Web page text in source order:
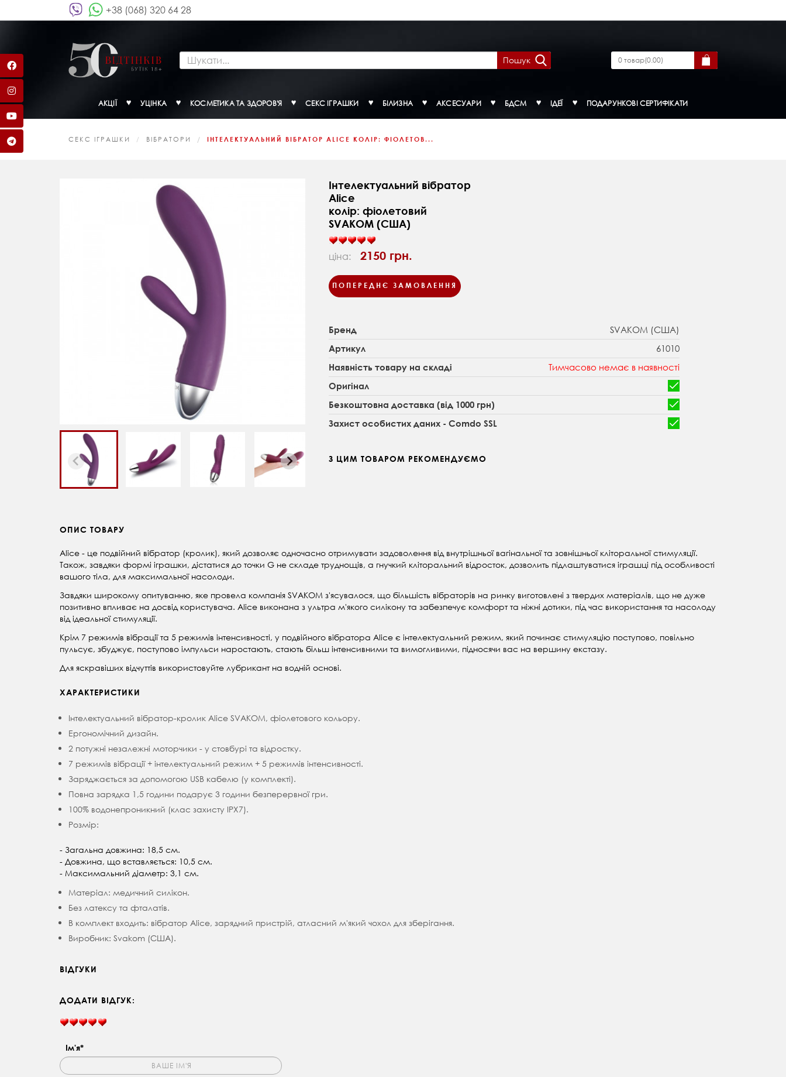
+38 (068) 320 64 28
Пошук 0товар(0.00)
АКЦІЇ УЦІНКА КОСМЕТИКА ТА ЗДОРОВ'Я СЕКС ІГРАШКИ БІЛИЗНА АКСЕСУАРИ БДСМ ІДЕЇ ПОДАРУНКОВІ СЕРТИФІКАТИ
СЕКС ІГРАШКИ ВІБРАТОРИ ІНТЕЛЕКТУАЛЬНИЙ ВІБРАТОР ALICE КОЛІР: ФІОЛЕТОВ...
Інтелектуальний вібратор
Alice
колір: фіолетовий
SVAKOM (США)
ціна: 2150 грн.
ПОПЕРЕДНЄ ЗАМОВЛЕННЯ
Бренд SVAKOM (США)
Артикул 61010
Наявність товару на складі Тимчасово немає в наявності
Оригінал
Безкоштовна доставка (від 1000 грн)
Захист особистих даних - Comdo SSL
З ЦИМ ТОВАРОМ РЕКОМЕНДУЄМО
ОПИС ТОВАРУ
Alice - це подвійний вібратор (кролик), який дозволяє одночасно отримувати задоволення від внутрішньої вагінальної та зовнішньої кліторальної стимуляції.
Також, завдяки формі іграшки, дістатися до точки G не складе труднощів, а гнучкий кліторальний відросток, дозволить підлаштуватися іграшці під особливості
вашого тіла, для максимальної насолоди.
Завдяки широкому опитуванню, яке провела компанія SVAKOM з'ясувалося, що більшість вібраторів на ринку виготовлені з твердих матеріалів, що не дуже
позитивно впливає на досвід користувача. Alice виконана з ультра м'якого силікону та забезпечує комфорт та ніжні дотики, під час використання та насолоду
від ідеальної стимуляції.
Крім 7 режимів вібрації та 5 режимів інтенсивності, у подвійного вібратора Alice є інтелектуальний режим, який починає стимуляцію поступово, повільно
пульсує, збуджує, поступово імпульси наростають, стають більш інтенсивними та вимогливими, підносячи вас на вершину екстазу.
Для яскравіших відчуттів використовуйте лубрикант на водній основі.
ХАРАКТЕРИСТИКИ
Інтелектуальний вібратор-кролик Alice SVAKOM, фіолетового кольору.
Ергономічний дизайн.
2 потужні незалежні моторчики - у стовбурі та відростку.
7 режимів вібрації + інтелектуальний режим + 5 режимів інтенсивності.
Заряджається за допомогою USB кабелю (у комплекті).
Повна зарядка 1,5 години подарує 3 години безперервної гри.
100% водонепроникний (клас захисту IPX7).
Розмір:
- Загальна довжина: 18,5 см.
- Довжина, що вставляється: 10,5 см.
- Максимальний діаметр: 3,1 см.
Матеріал: медичний силікон.
Без латексу та фталатів.
В комплект входить: вібратор Alice, зарядний пристрій, атласний м'який чохол для зберігання.
Виробник: Svakom (США).
ВІДГУКИ
ДОДАТИ ВІДГУК:
Ім'я*